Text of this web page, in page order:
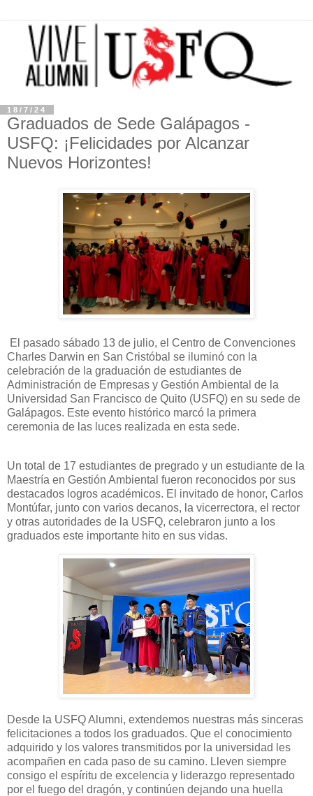
18/7/24
Graduados de Sede Galápagos -
USFQ: ¡Felicidades por Alcanzar
Nuevos Horizontes!
El pasado sábado 13 de julio, el Centro de Convenciones
Charles Darwin en San Cristóbal se iluminó con la
celebración de la graduación de estudiantes de
Administración de Empresas y Gestión Ambiental de la
Universidad San Francisco de Quito (USFQ) en su sede de
Galápagos. Este evento histórico marcó la primera
ceremonia de las luces realizada en esta sede.
Un total de 17 estudiantes de pregrado y un estudiante de la
Maestría en Gestión Ambiental fueron reconocidos por sus
destacados logros académicos. El invitado de honor, Carlos
Montúfar, junto con varios decanos, la vicerrectora, el rector
y otras autoridades de la USFQ, celebraron junto a los
graduados este importante hito en sus vidas.
Desde la USFQ Alumni, extendemos nuestras más sinceras
felicitaciones a todos los graduados. Que el conocimiento
adquirido y los valores transmitidos por la universidad les
acompañen en cada paso de su camino. Lleven siempre
consigo el espíritu de excelencia y liderazgo representado
por el fuego del dragón, y continúen dejando una huella